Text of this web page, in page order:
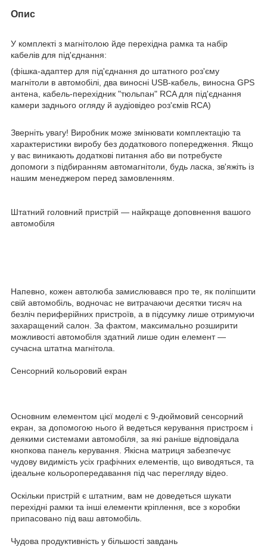
Опис
У комплекті з магнітолою йде перехідна рамка та набір
кабелів для під'єднання:
(фішка-адаптер для під'єднання до штатного роз'єму
магнітоли в автомобілі, два виносні USB-кабель, виносна GPS
антена, кабель-перехідник "тюльпан" RCA для під'єднання
камери заднього огляду й аудіовідео роз'ємів RCA)
Зверніть увагу! Виробник може змінювати комплектацію та
характеристики виробу без додаткового попередження. Якщо
у вас виникають додаткові питання або ви потребуєте
допомоги з підбиранням автомагнітоли, будь ласка, зв'яжіть із
нашим менеджером перед замовленням.
Штатний головний пристрій — найкраще доповнення вашого
автомобіля
Напевно, кожен автолюба замислювався про те, як поліпшити
свій автомобіль, водночас не витрачаючи десятки тисяч на
безліч периферійних пристроїв, а в підсумку лише отримуючи
захаращений салон. За фактом, максимально розширити
можливості автомобіля здатний лише один елемент —
сучасна штатна магнітола.
Сенсорний кольоровий екран
Основним елементом цієї моделі є 9-дюймовий сенсорний
екран, за допомогою нього й ведеться керування пристроєм і
деякими системами автомобіля, за які раніше відповідала
кнопкова панель керування. Якісна матриця забезпечує
чудову видимість усіх графічних елементів, що виводяться, та
ідеальне кольоропередавання під час перегляду відео.
Оскільки пристрій є штатним, вам не доведеться шукати
перехідні рамки та інші елементи кріплення, все з коробки
припасовано під ваш автомобіль.
Чудова продуктивність у більшості завдань